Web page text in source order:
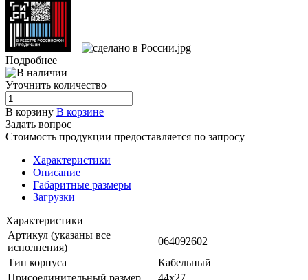
Подробнее
Уточнить количество
В корзину В корзине
Задать вопрос
Стоимость продукции предоставляется по запросу
Характеристики
Описание
Габаритные размеры
Загрузки
Характеристики
Артикул (указаны все
исполнения)
064092602
Тип корпуса
Кабельный
Присоединительный размер
44х27